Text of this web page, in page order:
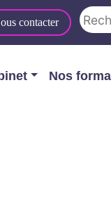
contacter
Nos